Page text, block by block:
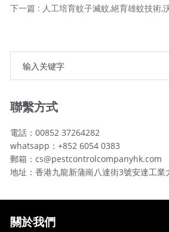
下一篇 : 人工培育蚊子滅蚊,絕育雄蚊技術,
聯繫方式
電話：00852 37264282
whatsapp：+852 6054 0383
郵箱：cs@pestcontrolcompanyhk.com
地址：香港九龍新蒲崗八達街3號安達工業
關於我們